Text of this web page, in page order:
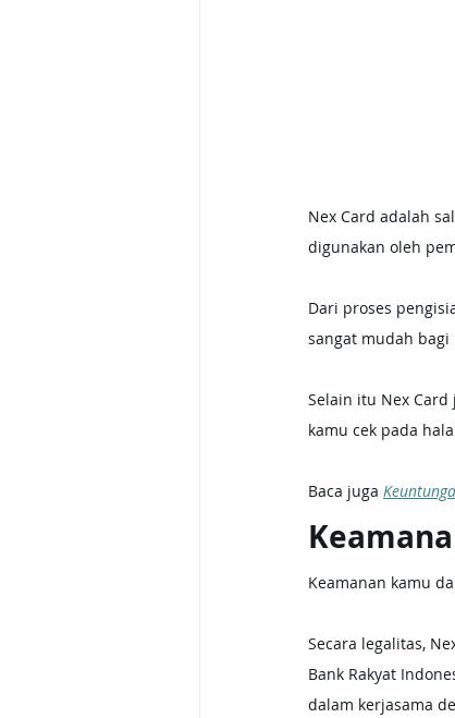
Nex Card adalah
digunakan oleh
Dari proses
sangat mudah
Selain itu Nex
kamu cek pada
Baca juga
Keamanan kamu
Secara legalitas,
Bank Rakyat
dalam kerjasama